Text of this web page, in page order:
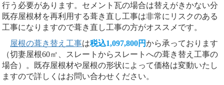
行う必要があります。セメント瓦の場合は替えがきかない分
既存屋根材を再利用する葺き直し工事は非常にリスクのある
工事になりますので葺き直し工事の方がオススメです。
屋根の葺き替え工事は税込1,097,800円から承っております
（切妻屋根60㎡、スレートからスレートへの葺き替え工事の
場合）。既存屋根材や屋根の形状によって価格は変動いたし
ますので詳しくはお問い合わせください。